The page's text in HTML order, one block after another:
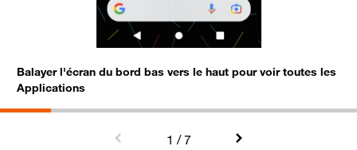
Balayer l'écran du bord bas vers le haut pour voir toutes les
Applications
1 / 7